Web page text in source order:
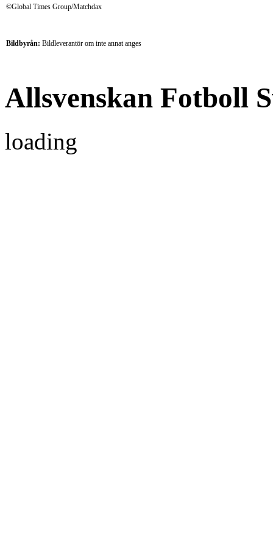
©Global Times Group/Matchdax
Bildbyrån: Bildleverantör om inte annat anges
Allsvenskan Fotboll
loading